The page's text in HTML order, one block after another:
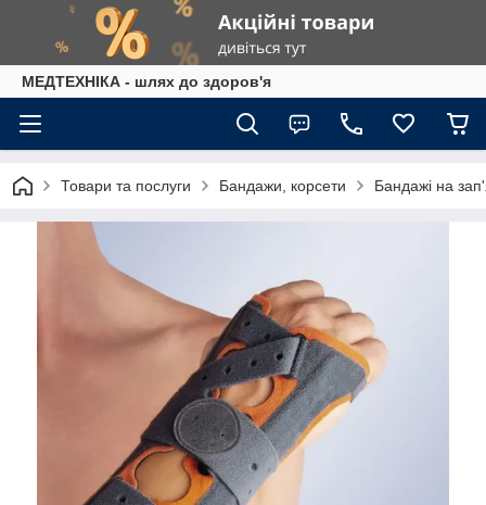
МЕДТЕХНІКА - шлях до здоров'я
Товари та послуги Бандажи, корсети Бандажі на